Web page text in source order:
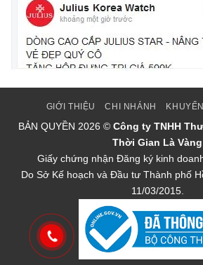
GIỚI THIỆU CHI NHÁNH
BẢN QUYỀN 2026 © Công ty TNHH
Thời Gian Là Vàng
Giấy chứng nhận Đăng ký kinh
Do Sở Kế hoạch và Đầu tư Thành phố
11/03/2015.